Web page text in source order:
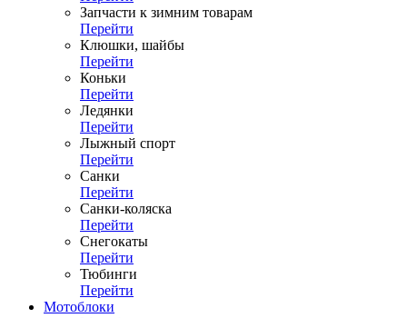
Запчасти к зимним товарам
Перейти
Клюшки, шайбы
Перейти
Коньки
Перейти
Ледянки
Перейти
Лыжный спорт
Перейти
Санки
Перейти
Санки-коляска
Перейти
Снегокаты
Перейти
Тюбинги
Перейти
Мотоблоки